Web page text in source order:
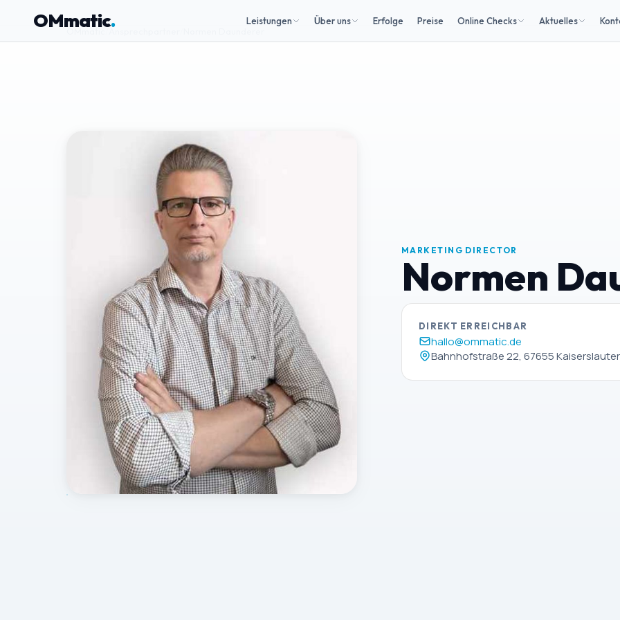
OMmatic. Leistungen Über uns Erfolge Preise Online Checks Aktuelles
MARKETING DIRECTOR
Normen
DIREKT ERREICHBAR
hallo@ommatic.de
Bahnhofstraße 22, 67655